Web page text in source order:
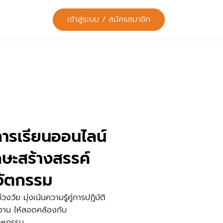
เข้าสู่ระบบ / สมัครสมาชิก
เรียนออนไลน์
สร้างสรรค์
ตกรรม
งวัย มุ่งเน้นความรู้คู่การปฏิบัติ
าน ให้สอดคล้องกับ